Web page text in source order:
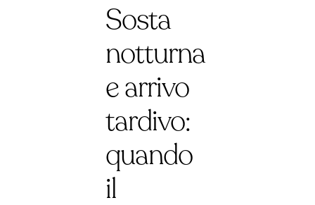
Sosta
notturna
e arrivo
tardivo:
quando
il